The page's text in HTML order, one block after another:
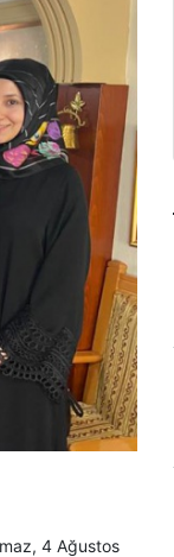
4 Ağustos